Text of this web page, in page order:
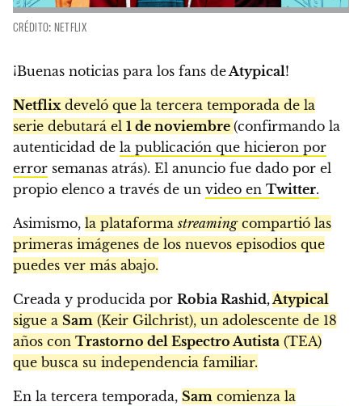
CRÉDITO: NETFLIX
¡Buenas noticias para los fans deAtypical!
Netflixdeveló que la tercera temporada de la
serie debutará el 1 de noviembre (confirmando la
autenticidad de la publicación que hicieron por
error semanas atrás). El anuncio fue dado por el
propio elenco a través de un video en Twitter.
Asimismo, la plataformastreamingcompartió las
primeras imágenes de los nuevos episodios que
puedes ver más abajo.
Creada y producida por Robia Rashid,Atypical
sigue a Sam (Keir Gilchrist), un adolescente de 18
años con Trastorno del Espectro Autista (TEA)
que busca su independencia familiar.
En la tercera temporada, Sam comienza la